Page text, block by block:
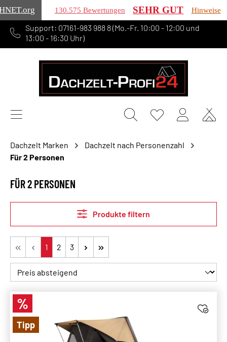
.org 130.575 Bewertungen SEHR GUT Hinweise
springen
Support: 07161-983 988 8 (Mo.-Fr. 10:00 - 12:00 und
13:00 - 16:30 Uhr)
Dachzelt Marken
Dachzelt nach Personenzahl
Für 2 Personen
FÜR 2 PERSONEN
Produkte filtern
Seite
1 Seite
2 Seite
3
Rabatt
%
Tipp